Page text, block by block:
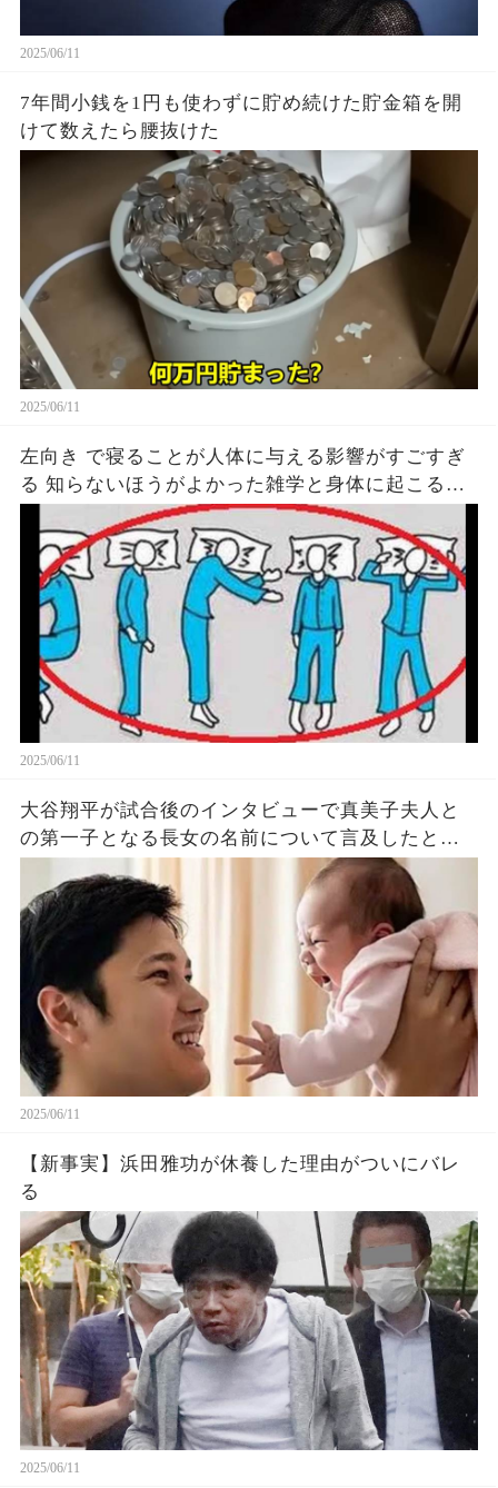
2025/06/11
7年間小銭を1円も使わずに貯め続けた貯金箱を開
けて数えたら腰抜けた
2025/06/11
左向き で寝ることが人体に与える影響がすごすぎ
る 知らないほうがよかった雑学と身体に起こる現
象がヤバい… 驚くべき 大人の 面白いけど知ると後
悔
2025/06/11
大谷翔平が試合後のインタビューで真美子夫人と
の第一子となる長女の名前について言及したと話
題に！山本由伸や佐々木朗希は知ってそう！
2025/06/11
【新事実】浜田雅功が休養した理由がついにバレ
る
2025/06/11